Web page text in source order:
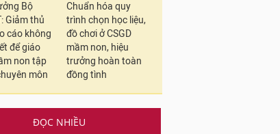
Bộ
Giảm thủ
cáo không
để giáo
non tập
môn
Chuẩn hóa quy
trình chọn học liệu,
đồ chơi ở CSGD
mầm non, hiệu
trưởng hoàn toàn
đồng tình
ĐỌC NHIỀU